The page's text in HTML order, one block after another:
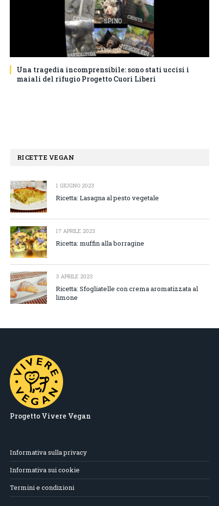
Una tragedia incomprensibile: sono stati uccisi i
maiali del rifugio Progetto Cuori Liberi
RICETTE VEGAN
1 GIUGNO 2023
Ricetta: Lasagna al pesto vegetale
17 APRILE 2023
Ricetta: muffin alla borragine
3 APRILE 2023
Ricetta: Sfogliatelle con crema aromatizzata al
limone
Progetto Vivere Vegan
Informativa sulla privacy
Informativa sui cookie
Termini e condizioni